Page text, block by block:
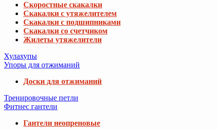
Скоростные скакалки
Скакалки с утяжелителем
Скакалки с подшипниками
Скакалки со счетчиком
Жилеты утяжелители
Хулахупы
Упоры для отжиманий
Доски для отжиманий
Тренировочные петли
Фитнес гантели
Гантели неопреновые